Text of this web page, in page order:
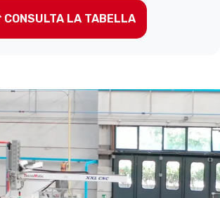
CONSULTA LA TABELLA